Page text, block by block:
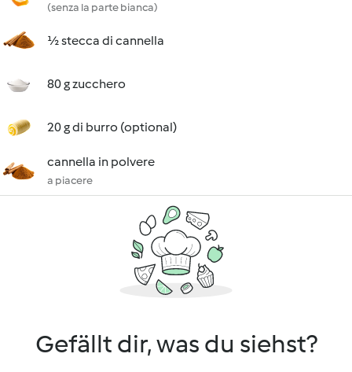
(senza la parte bianca)
½ stecca di cannella
80 g zucchero
20 g di burro (optional)
cannella in polvere
a piacere
Gefällt dir, was du siehst?